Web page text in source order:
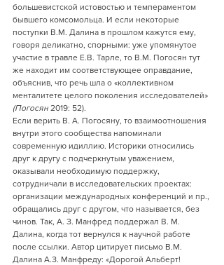
большевистской истовостью и темпераментом
бывшего комсомольца. И если некоторые
поступки В.М. Далина в прошлом кажутся ему,
говоря деликатно, спорными: уже упомянутое
участие в травле Е.В. Тарле, то В.М. Погосян тут
же находит им соответствующее оправдание,
объяснив, что речь шла о «коллективном
менталитете целого поколения исследователей»
(Погосян 2019: 52).
Если верить В. А. Погосяну, то взаимоотношения
внутри этого сообщества напоминали
современную идиллию. Историки относились
друг к другу с подчеркнутым уважением,
оказывали необходимую поддержку,
сотрудничали в исследовательских проектах:
организации международных конференций и пр.,
обращались друг с другом, что называется, без
чинов. Так, А. З. Манфред поддержал В. М.
Далина, когда тот вернулся к научной работе
после ссылки. Автор цитирует письмо В.М.
Далина А.З. Манфреду: «Дорогой Альберт!